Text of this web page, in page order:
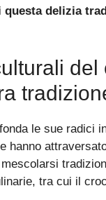
delizia
le sue radici
hanno
tra cui il